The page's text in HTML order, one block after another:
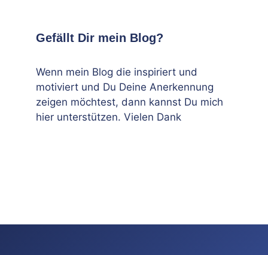
Gefällt Dir mein Blog?
Wenn mein Blog die inspiriert und
motiviert und Du Deine Anerkennung
zeigen möchtest, dann kannst Du mich
hier unterstützen. Vielen Dank